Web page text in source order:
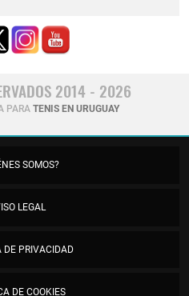
2014 - 2026
PARA TENIS EN URUGUAY
SOMOS?
LEGAL
DE PRIVACIDAD
DE COOKIES